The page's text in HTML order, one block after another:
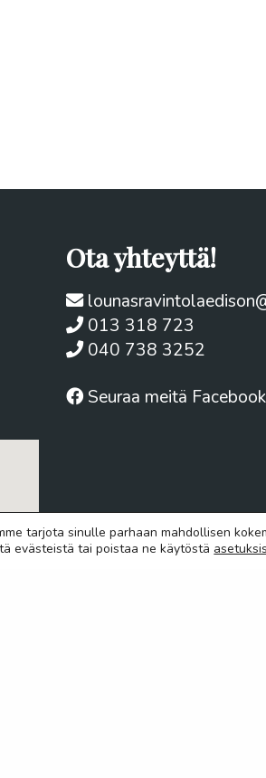
Ota yhteyttä!
013 318 723
040 738 3252
Seuraa meitä
tarjota sinulle parhaan mahdollisen
evästeistä tai poistaa ne käytöstä